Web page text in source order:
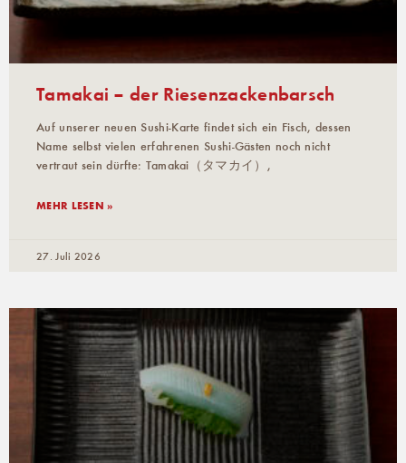
Tamakai – der Riesenzackenbarsch
Auf unserer neuen Sushi-Karte findet sich ein Fisch, dessen
Name selbst vielen erfahrenen Sushi-Gästen noch nicht
vertraut sein dürfte: Tamakai（タマカイ）,
MEHR LESEN »
27. Juli 2026